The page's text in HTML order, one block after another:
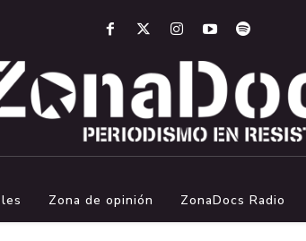
Zona de opinión ZonaDocs Radio